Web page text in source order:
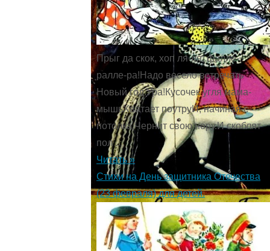
Прыг да скок, хоп ля-ля, фалле-
ралле-ра!Надо весело встречать
Новый год.Ура!Кусочек угля мама-
мышьХватает поутруИ, начиная с
потолка,Чернит свою нору.И скоблят
пол ...
Читать »
Стихи на День защитника Отечества
(23 февраля) для детей.